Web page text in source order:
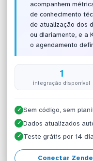
acompanhem
de conhecimento
de atualização dos
ou diariamente, e a
o agendamento
1
integração disponível
✓ Sem código, sem
✓ Dados atualizados
✓ Teste grátis por 14
Conectar